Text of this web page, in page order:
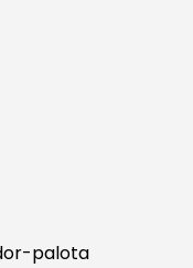
palota